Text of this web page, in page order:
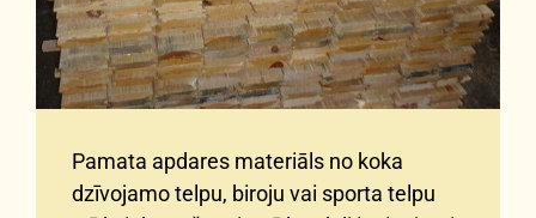
Pamata apdares materiāls no koka
dzīvojamo telpu, biroju vai sporta telpu